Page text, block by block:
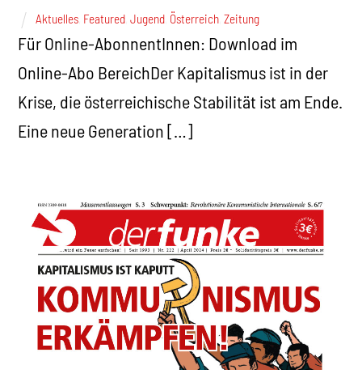
Aktuelles Featured ,Jugend Österreich ,Zeitung
Für Online-AbonnentInnen: Download im
Online-Abo BereichDer Kapitalismus ist in der
Krise, die österreichische Stabilität ist am Ende.
Eine neue Generation […]